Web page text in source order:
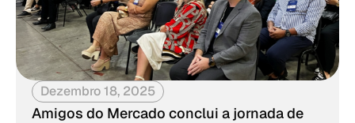
Dezembro 18, 2025
Amigos do Mercado conclui a jornada de